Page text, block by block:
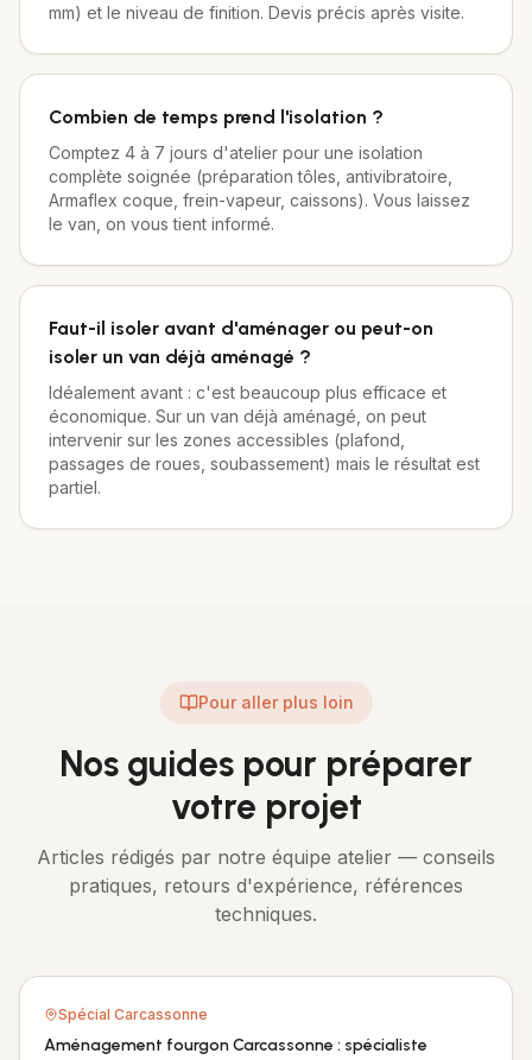
mm) et le niveau de finition. Devis précis après visite.
Combien de temps prend l'isolation ?
Comptez 4 à 7 jours d'atelier pour une isolation
complète soignée (préparation tôles, antivibratoire,
Armaflex coque, frein-vapeur, caissons). Vous laissez
le van, on vous tient informé.
Faut-il isoler avant d'aménager ou peut-on
isoler un van déjà aménagé ?
Idéalement avant : c'est beaucoup plus efficace et
économique. Sur un van déjà aménagé, on peut
intervenir sur les zones accessibles (plafond,
passages de roues, soubassement) mais le résultat est
partiel.
Pour aller plus loin
Nos guides pour préparer
votre projet
Articles rédigés par notre équipe atelier — conseils
pratiques, retours d'expérience, références
techniques.
Spécial Carcassonne
Aménagement fourgon Carcassonne : spécialiste